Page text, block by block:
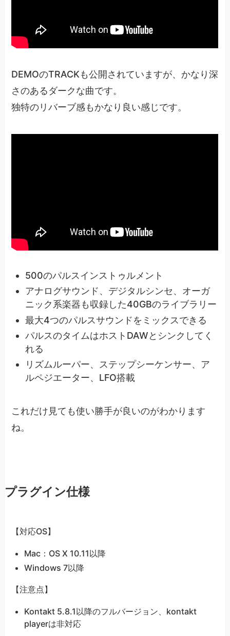
DEMOのTRACKも公開されていますが、かなり深
さのあるダークな曲です。
独特のリバーブ感もかなり良い感じです。
500のパルスインストゥルメント
アナログサウンド、デジタルシンセ、オーガ
ニック系楽器も収録した40GBのライブラリー
最大4つのパルスサウンドをミックスできる
パルスのタイムはホストDAWとシンクしてく
れる
リズムルーパー、ステップシーケンサー、ア
ルペジエーター、LFO搭載
これだけ見ても使い勝手が良いのがわかります
ね。
プラグイン仕様
【対応OS】
Mac：OS X 10.11以降
Windows 7以降
【注意点】
Kontakt 5.8.1以降のフルバージョン、kontakt
playerは非対応